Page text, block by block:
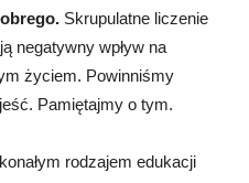
Skrupulatne liczenie
negatywny wpływ na
życiem. Powinniśmy
Pamiętajmy o tym.
rodzajem edukacji